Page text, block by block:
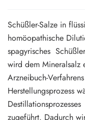
Schüßler-Salze in
homöopathische
spagyrisches
wird dem Mineralsalz
Arzneibuch-
Herstellungsprozess
zugeführt. Dadurch